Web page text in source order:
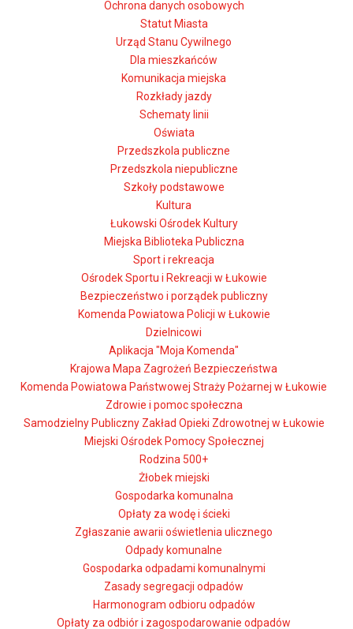
Ochrona danych osobowych
Statut Miasta
Urząd Stanu Cywilnego
Dla mieszkańców
Komunikacja miejska
Rozkłady jazdy
Schematy linii
Oświata
Przedszkola publiczne
Przedszkola niepubliczne
Szkoły podstawowe
Kultura
Łukowski Ośrodek Kultury
Miejska Biblioteka Publiczna
Sport i rekreacja
Ośrodek Sportu i Rekreacji w Łukowie
Bezpieczeństwo i porządek publiczny
Komenda Powiatowa Policji w Łukowie
Dzielnicowi
Aplikacja "Moja Komenda"
Krajowa Mapa Zagrożeń Bezpieczeństwa
Komenda Powiatowa Państwowej Straży Pożarnej w Łukowie
Zdrowie i pomoc społeczna
Samodzielny Publiczny Zakład Opieki Zdrowotnej w Łukowie
Miejski Ośrodek Pomocy Społecznej
Rodzina 500+
Żłobek miejski
Gospodarka komunalna
Opłaty za wodę i ścieki
Zgłaszanie awarii oświetlenia ulicznego
Odpady komunalne
Gospodarka odpadami komunalnymi
Zasady segregacji odpadów
Harmonogram odbioru odpadów
Opłaty za odbiór i zagospodarowanie odpadów